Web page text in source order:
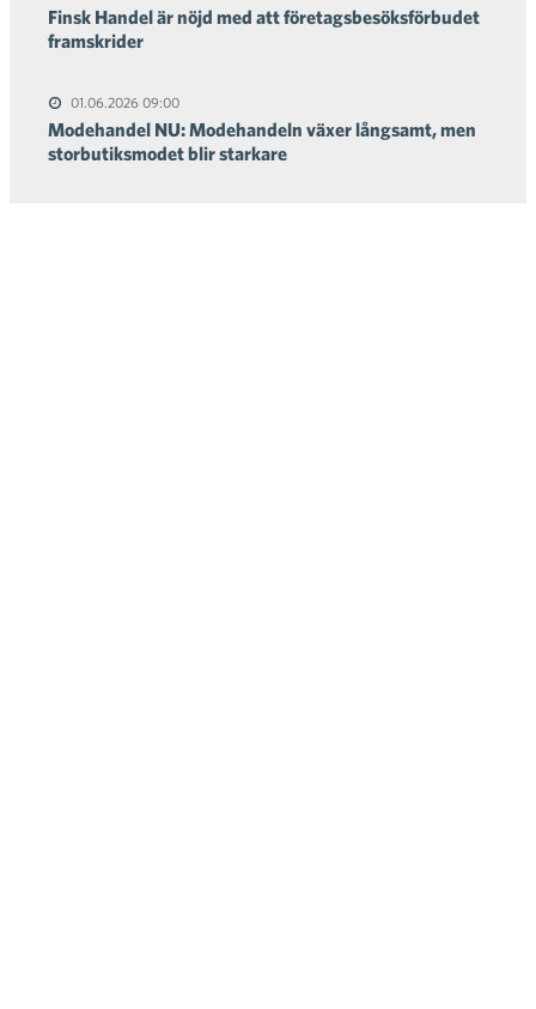
Finsk Handel är nöjd med att företagsbesöksförbudet
framskrider
01.06.2026 09:00
Modehandel NU: Modehandeln växer långsamt, men
storbutiksmodet blir starkare